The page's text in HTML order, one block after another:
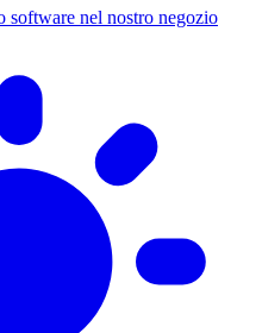
software nel nostro negozio